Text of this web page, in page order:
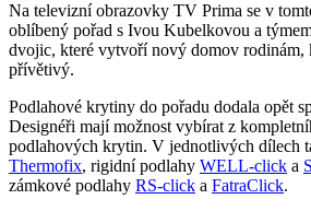
Na televizní obrazovky TV Prima se v
oblíbený pořad s Ivou Kubelkovou a
dvojic, které vytvoří nový domov rodinám,
přívětivý.
Podlahové krytiny do pořadu dodala opět
Designéři mají možnost vybírat z
podlahových krytin. V jednotlivých dílech
Thermofix, rigidní podlahy WELL-click a
zámkové podlahy RS-click a FatraClick.